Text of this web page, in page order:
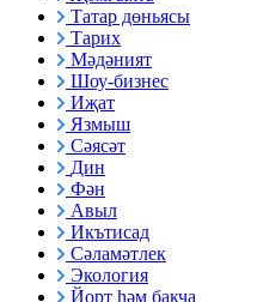
Татар дөньясы
Тарих
Мәдәният
Шоу-бизнес
Иҗат
Язмыш
Сәясәт
Дин
Фән
Авыл
Икътисад
Сәламәтлек
Экология
Йорт һәм бакча